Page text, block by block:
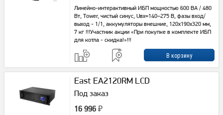
Линейно-интерактивный ИБП мощностью 600 ВА / 480
Вт, Tower, чистый синус, Uвх=140–275 В, фазы вход/
выход - 1/1, аккумуляторы внешние, 120x190x320 мм,
7 кг !!!Участник акции «При покупке в комплекте ИБП
для котла - скидка!»!!!
East EA2120RM LCD
Под заказ
16 996 ₽